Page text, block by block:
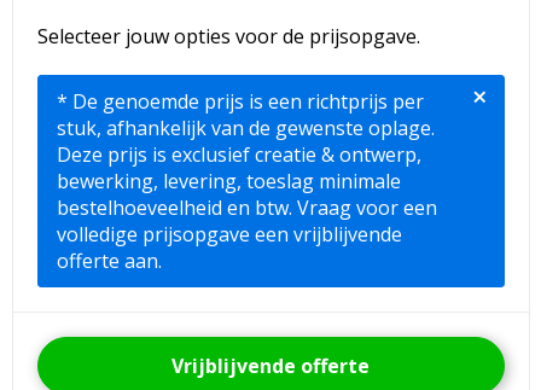
Aktetassen
Trolleys
Selecteer jouw opties voor de prijsopgave.
* De genoemde prijs is een richtprijs per
stuk, afhankelijk van de gewenste oplage.
Deze prijs is exclusief creatie & ontwerp,
bewerking, levering, toeslag minimale
bestelhoeveelheid en btw. Vraag voor een
volledige prijsopgave een vrijblijvende
offerte aan.
×
Vrijblijvende offerte